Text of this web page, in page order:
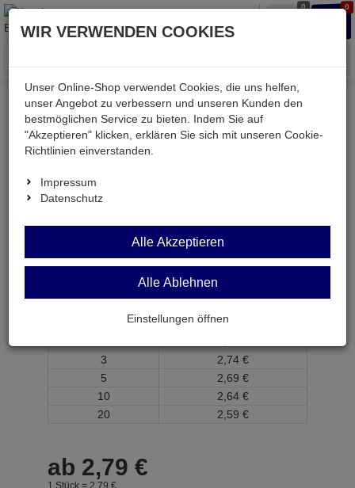
0 0
Menü
Weiter einkaufen Kessler electronic
Bauteile aktiv
2SC4769
2SC4769
Transistor npn 800V 7A 60W TO3PML
ab Menge
Preis je Stück
3
2, 74 €
5
2, 69 €
10
2, 64 €
20
2, 59 €
ab 2,79 €
1 Stück = 2, 79 €
WIR VERWENDEN COOKIES
Unser Online-Shop verwendet Cookies, die uns helfen,
unser Angebot zu verbessern und unseren Kunden den
bestmöglichen Service zu bieten. Indem Sie auf
"Akzeptieren" klicken, erklären Sie sich mit unseren Cookie-
Richtlinien einverstanden.
Impressum
Datenschutz
Alle Akzeptieren
Alle Ablehnen
Einstellungen öffnen